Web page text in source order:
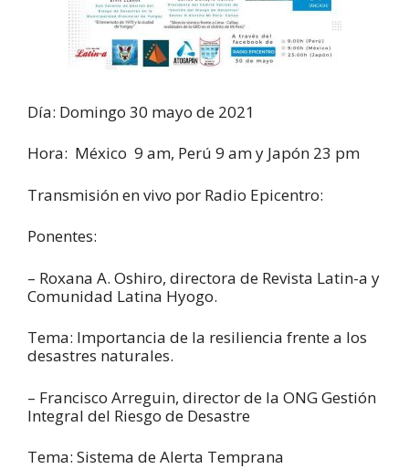
Día: Domingo 30 mayo de 2021
Hora: México 9 am, Perú 9 am y Japón 23 pm
Transmisión en vivo por Radio Epicentro:
Ponentes:
– Roxana A. Oshiro, directora de Revista Latin-a y
Comunidad Latina Hyogo.
Tema: Importancia de la resiliencia frente a los
desastres naturales.
– Francisco Arreguin, director de la ONG Gestión
Integral del Riesgo de Desastre
Tema: Sistema de Alerta Temprana